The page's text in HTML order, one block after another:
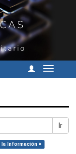
Cambiar
Ir
Información ×